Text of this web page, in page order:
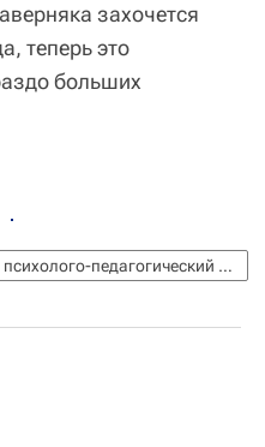
захочется
теперь это
больших
Московский государственный психолого-педагогический университет (МГППУ)